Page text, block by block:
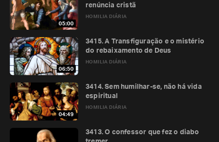
05:00
HOMILIA DIÁRIA
renúncia cristã
06:50
HOMILIA DIÁRIA
3415. A Transfiguração e o mistério
do rebaixamento de Deus
04:49
HOMILIA DIÁRIA
3414. Sem humilhar-se, não há vida
espiritual
3413. O confessor que fez o diabo